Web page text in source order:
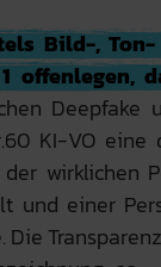
Bild-,
offenlegen,
Deepfake
KI-VO eine
wirklichen
und einer